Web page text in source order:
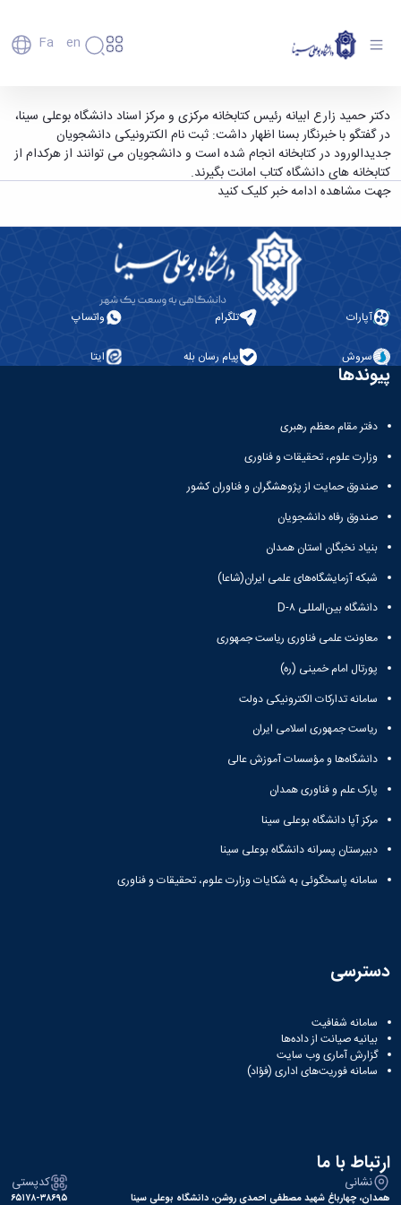
Fa En
دانشگاه
تاریخچه
و
معرفی
برنامه
دانشگاه
معاونت
مدیریت
و
آموزشی
تحصیلات
تکمیلی
دانشجویی
معاونت
پژوهش
و
معاونت
فرهنگی
اجتماعی
نهاد
نمایندگی
مقام
رهبری
تماس
دانشگاه
اعضای
هیأت
علمی
کارکنان
دانشجویان
فارغ
دانشکده‌ها
شیمی
علوم
نفت
هنر
و
معماری
دامپزشکی
علوم
پایه
علوم
و
اجتماعی
های
الملل
(قدم
الآن)
Apply
Now
ثبت نام الکترونیکی دانشجویان جدیدالورود در
کتابخانه/ دانشجویان می توانند کتاب امانت بگیرند
- دانشگاه بوعلی سینا همدان
دکتر حمید زارع ابیانه رئیس کتابخانه مرکزی و مرکز اسناد دانشگاه بوعلی سینا،
در گفتگو با خبرنگار بسنا اظهار داشت: ثبت نام الکترونیکی دانشجویان
جدیدالورود در کتابخانه انجام شده است و دانشجویان می توانند از هرکدام از
کتابخانه های دانشگاه کتاب امانت بگیرند.
جهت مشاهده ادامه خبر کلیک کنید
آپارات تلگرام واتساپ
سروش پیام رسان بله ایتا
پیوندها
دفتر مقام معظم رهبری
وزارت علوم، تحقیقات و فناوری
صندوق حمایت از پژوهشگران و فناوران کشور
صندوق رفاه دانشجویان
بنیاد نخبگان استان همدان
شبکه آزمایشگاه‌های علمی ایران(شاعا)
دانشگاه بین‌المللی D-۸
معاونت علمی فناوری ریاست جمهوری
پورتال امام خمینی (ره)
سامانه تدارکات الکترونیکی دولت
ریاست جمهوری اسلامی ایران
دانشگاه‌ها و مؤسسات آموزش عالی
پارک علم و فناوری همدان
مرکز آپا دانشگاه بوعلی سینا
دبیرستان پسرانه دانشگاه بوعلی سینا
سامانه پاسخگوئی به شکایات وزارت علوم، تحقیقات و فناوری
دسترسی
سامانه شفافیت
بیانیه صیانت از داده‌ها
گزارش آماری وب‌ سایت
سامانه فوریت‌های اداری (فؤاد)
ارتباط با ما
نشانی
همدان، چهارباغ شهید مصطفی احمدی روشن، دانشگاه بوعلی سینا
کدپستی
۶۵۱۷۸-۳۸۶۹۵